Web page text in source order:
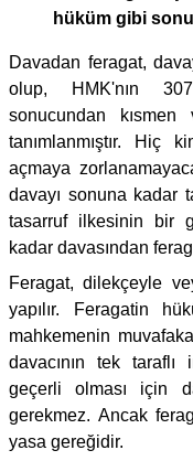
hüküm gibi
Davadan feragat,
olup, HMK'nın
sonucundan
tanımlanmıştır. Hiç
açmaya
davayı sonuna kadar
tasarruf ilkesinin bir
kadar davasından
Feragat, dilekçeyle
yapılır. Feragatin
mahkemenin
davacının tek taraflı
geçerli olması için
gerekmez. Ancak
yasa gereğidir.